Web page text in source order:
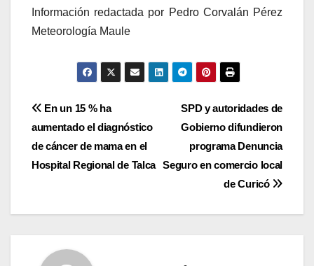
Información redactada por Pedro Corvalán Pérez
Meteorología Maule
Navegación
de
entradas
SPD y autoridades de
Gobierno difundieron
programa Denuncia
Seguro en comercio local
de Curicó
En un 15 % ha
aumentado el diagnóstico
de cáncer de mama en el
Hospital Regional de Talca